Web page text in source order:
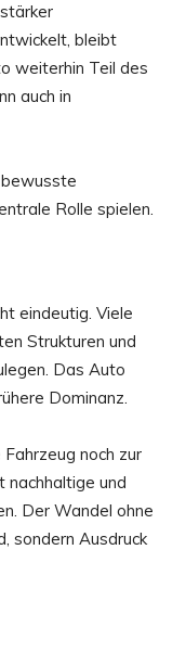
bleibt
weiterhin Teil des
auch in
Rolle spielen.
eindeutig. Viele
Strukturen und
Das Auto
Dominanz.
noch zur
und
Der Wandel ohne
sondern Ausdruck